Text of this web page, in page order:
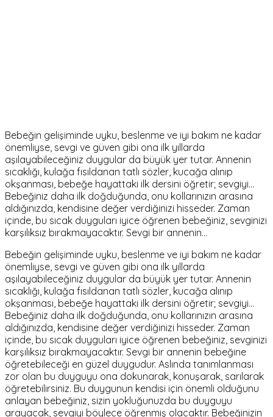
Bebeğin gelişiminde uyku, beslenme ve iyi bakım ne kadar
önemliyse, sevgi ve güven gibi ona ilk yıllarda
aşılayabileceğiniz duygular da büyük yer tutar. Annenin
sıcaklığı, kulağa fısıldanan tatlı sözler, kucağa alınıp
okşanması, bebeğe hayattaki ilk dersini öğretir; sevgiyi...
Bebeğiniz daha ilk doğduğunda, onu kollarınızın arasına
aldığınızda, kendisine değer verdiğinizi hisseder. Zaman
içinde, bu sıcak duyguları iyice öğrenen bebeğiniz, sevginizi
karşılıksız bırakmayacaktır. Sevgi bir annenin…
Bebeğin gelişiminde uyku, beslenme ve iyi bakım ne kadar
önemliyse, sevgi ve güven gibi ona ilk yıllarda
aşılayabileceğiniz duygular da büyük yer tutar. Annenin
sıcaklığı, kulağa fısıldanan tatlı sözler, kucağa alınıp
okşanması, bebeğe hayattaki ilk dersini öğretir; sevgiyi...
Bebeğiniz daha ilk doğduğunda, onu kollarınızın arasına
aldığınızda, kendisine değer verdiğinizi hisseder. Zaman
içinde, bu sıcak duyguları iyice öğrenen bebeğiniz, sevginizi
karşılıksız bırakmayacaktır. Sevgi bir annenin bebeğine
öğretebileceği en güzel duygudur. Aslında tanımlanması
zor olan bu duyguyu ona dokunarak, konuşarak, sarılarak
öğretebilirsiniz. Bu duygunun kendisi için önemli olduğunu
anlayan bebeğiniz, sizin yokluğunuzda bu duyguyu
arayacak, sevgiyi böylece öğrenmiş olacaktır. Bebeğinizin